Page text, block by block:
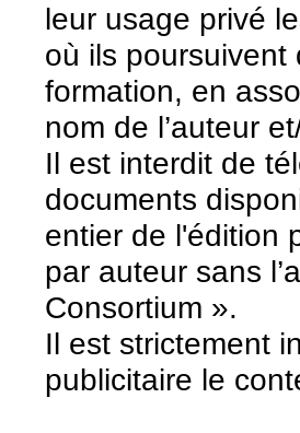
leur usage privé
où ils
formation, en
nom de l’auteur
Il est interdit de
documents
entier de l'édition
par auteur sans
Consortium ».
Il est strictement
publicitaire le